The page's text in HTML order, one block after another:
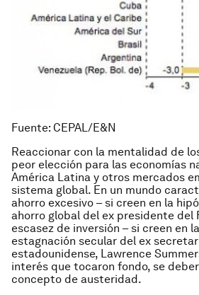
Fuente: CEPAL/E&N
Reaccionar con la mentalidad de
peor elección para las economías
América Latina y otros mercados
sistema global. En un mundo
ahorro excesivo – si creen en la
ahorro global del ex presidente del
escasez de inversión – si creen en
estagnación secular del ex
estadounidense, Lawrence
interés que tocaron fondo, se
concepto de austeridad.